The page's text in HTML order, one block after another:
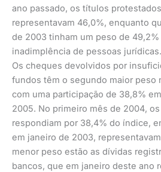
ano passado, os títulos protestados
representavam 46,0%, enquanto
de 2003 tinham um peso de 49,2%
inadimplência de pessoas jurídicas.
Os cheques devolvidos por
fundos têm o segundo maior peso
com uma participação de 38,8%
2005. No primeiro mês de 2004,
respondiam por 38,4% do índice,
em janeiro de 2003,
menor peso estão as dívidas
bancos, que em janeiro deste ano